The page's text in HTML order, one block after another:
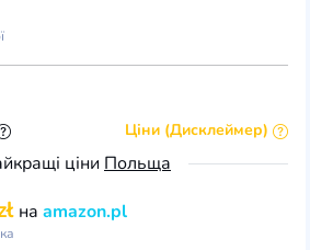
Ціни (Дисклеймер)
ціни Польща
на amazon.pl